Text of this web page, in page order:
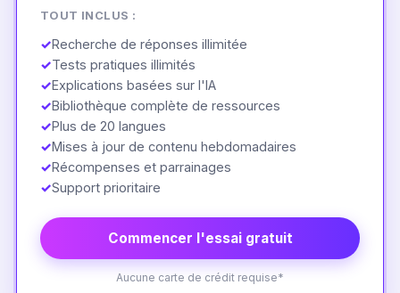
TOUT INCLUS :
✓Recherche de réponses illimitée
✓Tests pratiques illimités
✓Explications basées sur l'IA
✓Bibliothèque complète de ressources
✓Plus de 20 langues
✓Mises à jour de contenu hebdomadaires
✓Récompenses et parrainages
✓Support prioritaire
Commencer l'essai gratuit
Aucune carte de crédit requise*